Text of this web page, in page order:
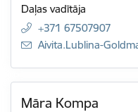
Daļas vadītāja
+371 67507907
E-pasts:
Aivita.Lublina-
Māra Kompa